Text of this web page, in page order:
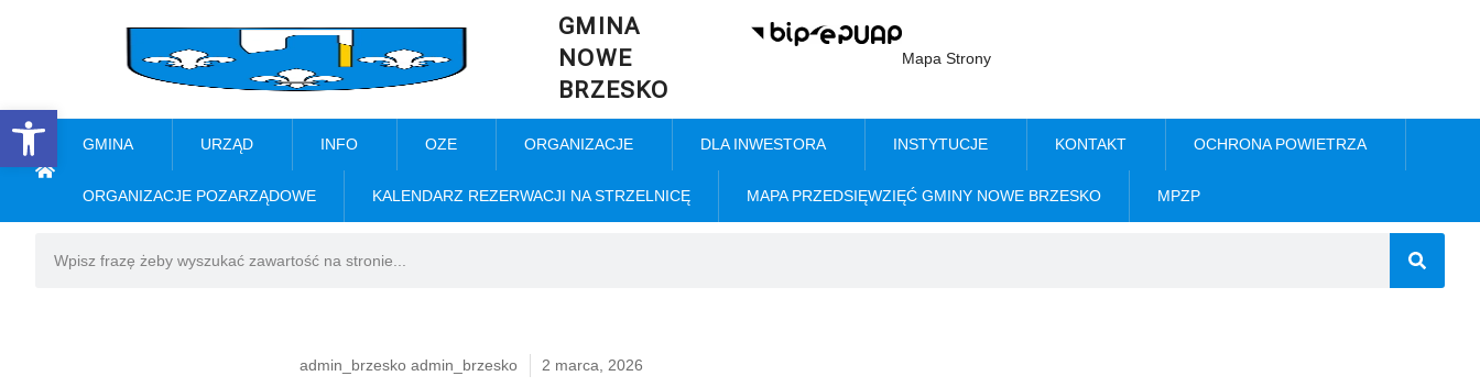
Open toolbar
GMINA
NOWE
BRZESKO
Mapa Strony
GMINA URZĄD INFO OZE ORGANIZACJE DLA INWESTORA INSTYTUCJE KONTAKT OCHRONA POWIETRZA
ORGANIZACJE POZARZĄDOWE KALENDARZ REZERWACJI NA STRZELNICĘ MAPA PRZEDSIĘWZIĘĆ GMINY NOWE BRZESKO MPZP
admin_brzesko admin_brzesko 2 marca, 2026